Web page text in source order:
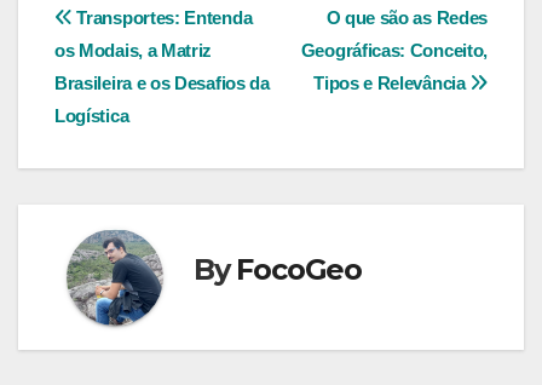
Navegação
de
Post
O que são as Redes
Geográficas: Conceito,
Tipos e Relevância
Transportes: Entenda
os Modais, a Matriz
Brasileira e os Desafios da
Logística
ByFocoGeo